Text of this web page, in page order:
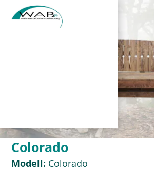
Colorado
Modell: Colorado